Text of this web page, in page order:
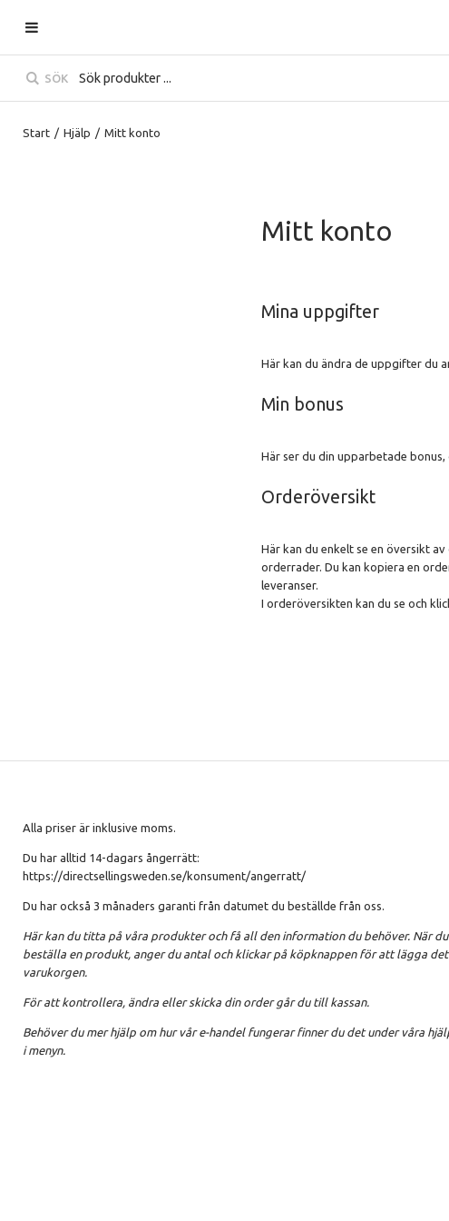
SÖK
Start / Hjälp / Mitt konto
Mitt konto
Mina uppgifter
Här kan du ändra de uppgifter du
Min bonus
Här ser du din upparbetade
Orderöversikt
Här kan du enkelt se en översikt
orderrader. Du kan kopiera en
leveranser.
I orderöversikten kan du se och
Alla priser är inklusive moms.
Du har alltid 14-dagars ångerrätt:
https://directsellingsweden.se/konsument/angerratt/
Du har också 3 månaders garanti från datumet du beställde från oss.
Här kan du titta på våra produkter och få all den information du behöver. När
beställa en produkt, anger du antal och klickar på köpknappen för att lägga
varukorgen.
För att kontrollera, ändra eller skicka din order går du till kassan.
Behöver du mer hjälp om hur vår e-handel fungerar finner du det under våra
i menyn.